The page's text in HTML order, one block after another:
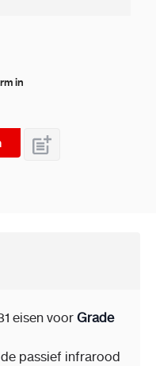
in
eisen voorGrade
passief infrarood